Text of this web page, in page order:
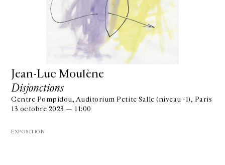
Jean-Luc Moulène
Disjonctions
Centre Pompidou, Auditorium Petite Salle (niveau -1), Paris
13 octobre 2023 — 11:00
EXPOSITION